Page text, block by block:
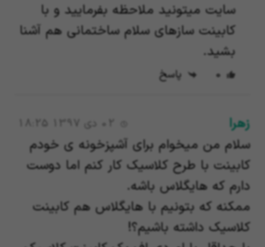
سایت میتونید ملاحظه بفرمایید و با
کابینت سازهای سلام ساختمانی هم آشنا
بشید.
0 پاسخ
زهرا
سلام من میخوام برای آشپزخونه ی خودم
کابینت با طرح کلاسیک کار کنم اما دوست
دارم که هایگلاس باشه.
ممکنه که بتونیم با هایگلاس هم کابینت
کلاسیک داشته باشیم؟!